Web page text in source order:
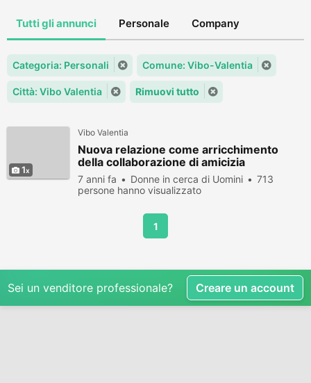
Tutti gli annunci Personale Company
Categoria: Personali Comune: Vibo-Valentia
Città: Vibo Valentia Rimuovi tutto
1
Vibo Valentia
Nuova relazione come arricchimento
della collaborazione di amicizia
7 anni fa Donne in cerca di Uomini
713
persone hanno visualizzato
1
Sei un venditore professionale? Creare un account